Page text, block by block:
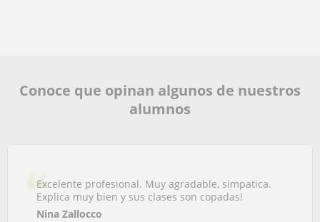
Conoce que opinan algunos de nuestros
alumnos
Excelente profesional. Muy agradable, simpatica.
Explica muy bien y sus clases son copadas!
Nina Zallocco